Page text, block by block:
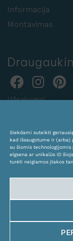
Siekdami suteikti
kad išsaugotume ir
su šiomis technologijomis
elgsena ar unikalūs ID
turėti neigiamos įtakos
Informacija
Montavimas
Užsakymai
Tel. +370 611 31131
© Copyright 2024